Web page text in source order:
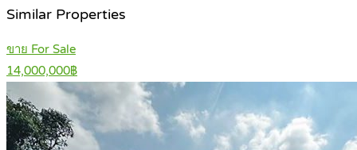
Similar Properties
ขาย For Sale
14,000,000฿